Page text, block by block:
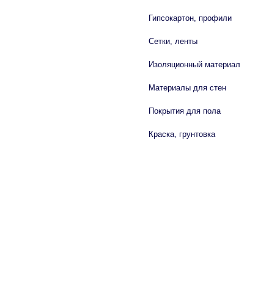
Гипсокартон, профили
Сетки, ленты
Изоляционный материал
Материалы для стен
Покрытия для пола
Краска, грунтовка